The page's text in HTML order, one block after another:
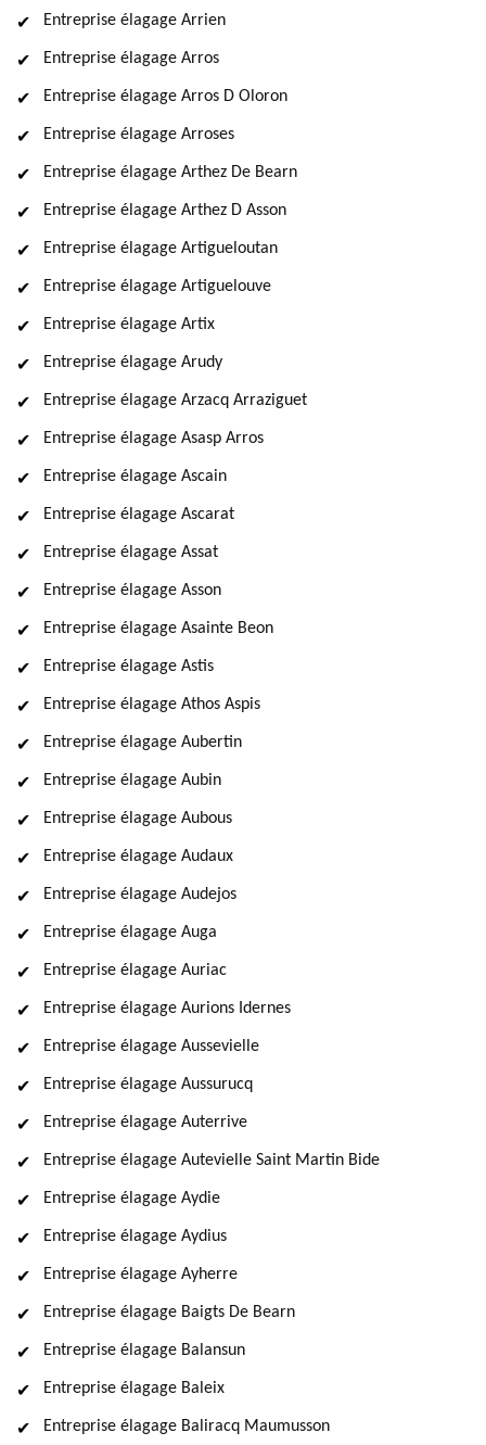
Entreprise élagage Arrien
Entreprise élagage Arros
Entreprise élagage Arros D Oloron
Entreprise élagage Arroses
Entreprise élagage Arthez De Bearn
Entreprise élagage Arthez D Asson
Entreprise élagage Artigueloutan
Entreprise élagage Artiguelouve
Entreprise élagage Artix
Entreprise élagage Arudy
Entreprise élagage Arzacq Arraziguet
Entreprise élagage Asasp Arros
Entreprise élagage Ascain
Entreprise élagage Ascarat
Entreprise élagage Assat
Entreprise élagage Asson
Entreprise élagage Asainte Beon
Entreprise élagage Astis
Entreprise élagage Athos Aspis
Entreprise élagage Aubertin
Entreprise élagage Aubin
Entreprise élagage Aubous
Entreprise élagage Audaux
Entreprise élagage Audejos
Entreprise élagage Auga
Entreprise élagage Auriac
Entreprise élagage Aurions Idernes
Entreprise élagage Aussevielle
Entreprise élagage Aussurucq
Entreprise élagage Auterrive
Entreprise élagage Autevielle Saint Martin Bide
Entreprise élagage Aydie
Entreprise élagage Aydius
Entreprise élagage Ayherre
Entreprise élagage Baigts De Bearn
Entreprise élagage Balansun
Entreprise élagage Baleix
Entreprise élagage Baliracq Maumusson